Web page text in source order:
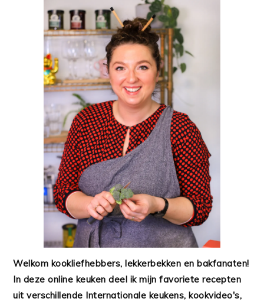
Welkom kookliefhebbers, lekkerbekken en bakfanaten!
In deze online keuken deel ik mijn favoriete recepten
uit verschillende Internationale keukens, kookvideo's,